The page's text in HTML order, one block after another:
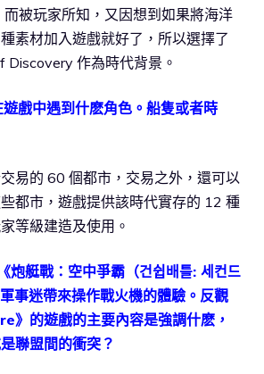
被玩家所知，又因想到如果將海洋
素材加入遊戲就好了，所以選擇了
Discovery 作為時代背景。
戲中遇到什麽角色。船隻或者時
易的 60 個都市，交易之外，還可以
都市，遊戲提供該時代實存的 12 種
等級建造及使用。
炮艇戰：空中爭霸（건쉽배틀: 세컨드
事迷帶來操作戰火機的體驗。反觀
》的遊戲的主要內容是強調什麽，
聯盟間的衝突？